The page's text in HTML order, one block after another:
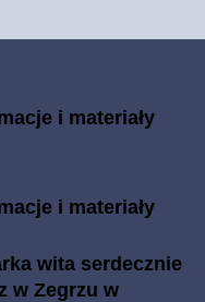
i materiały
i materiały
wita serdecznie
w Zegrzu w